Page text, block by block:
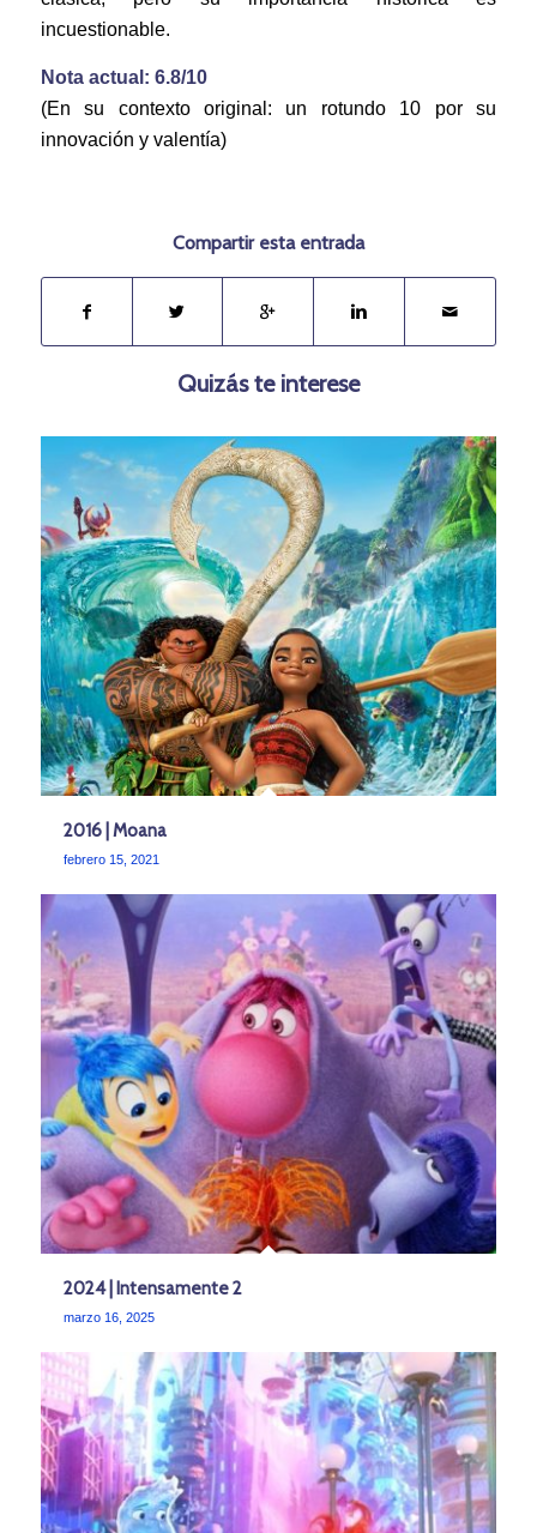
incuestionable.
Nota actual: 6.8/10
(En su contexto original: un rotundo 10 por su
innovación y valentía)
Compartir esta entrada
Quizás te interese
2016 | Moana
febrero 15, 2021
2024 | Intensamente 2
marzo 16, 2025